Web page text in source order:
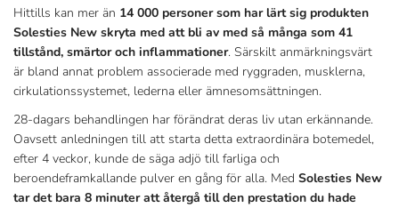
Hittills kan mer än 14 000 personer som har lärt sig produkten
Solesties New skryta med att bli av med så många som 41
tillstånd, smärtor och inflammationer. Särskilt anmärkningsvärt
är bland annat problem associerade med ryggraden, musklerna,
cirkulationssystemet, lederna eller ämnesomsättningen.
28-dagars behandlingen har förändrat deras liv utan erkännande.
Oavsett anledningen till att starta detta extraordinära botemedel,
efter 4 veckor, kunde de säga adjö till farliga och
beroendeframkallande pulver en gång för alla. Med Solesties New
tar det bara 8 minuter att återgå till den prestation du hade